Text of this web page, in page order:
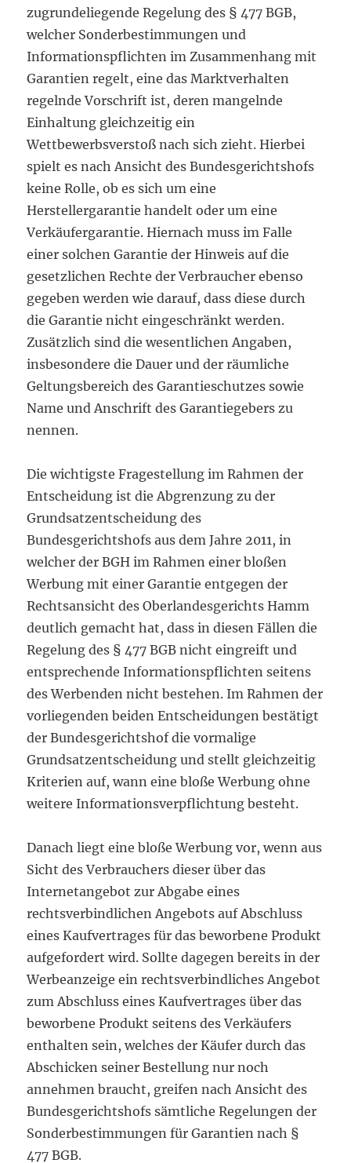
zugrundeliegende Regelung des § 477 BGB,
welcher Sonderbestimmungen und
Informationspflichten im Zusammenhang mit
Garantien regelt, eine das Marktverhalten
regelnde Vorschrift ist, deren mangelnde
Einhaltung gleichzeitig ein
Wettbewerbsverstoß nach sich zieht. Hierbei
spielt es nach Ansicht des Bundesgerichtshofs
keine Rolle, ob es sich um eine
Herstellergarantie handelt oder um eine
Verkäufergarantie. Hiernach muss im Falle
einer solchen Garantie der Hinweis auf die
gesetzlichen Rechte der Verbraucher ebenso
gegeben werden wie darauf, dass diese durch
die Garantie nicht eingeschränkt werden.
Zusätzlich sind die wesentlichen Angaben,
insbesondere die Dauer und der räumliche
Geltungsbereich des Garantieschutzes sowie
Name und Anschrift des Garantiegebers zu
nennen.
Die wichtigste Fragestellung im Rahmen der
Entscheidung ist die Abgrenzung zu der
Grundsatzentscheidung des
Bundesgerichtshofs aus dem Jahre 2011, in
welcher der BGH im Rahmen einer bloßen
Werbung mit einer Garantie entgegen der
Rechtsansicht des Oberlandesgerichts Hamm
deutlich gemacht hat, dass in diesen Fällen die
Regelung des § 477 BGB nicht eingreift und
entsprechende Informationspflichten seitens
des Werbenden nicht bestehen. Im Rahmen der
vorliegenden beiden Entscheidungen bestätigt
der Bundesgerichtshof die vormalige
Grundsatzentscheidung und stellt gleichzeitig
Kriterien auf, wann eine bloße Werbung ohne
weitere Informationsverpflichtung besteht.
Danach liegt eine bloße Werbung vor, wenn aus
Sicht des Verbrauchers dieser über das
Internetangebot zur Abgabe eines
rechtsverbindlichen Angebots auf Abschluss
eines Kaufvertrages für das beworbene Produkt
aufgefordert wird. Sollte dagegen bereits in der
Werbeanzeige ein rechtsverbindliches Angebot
zum Abschluss eines Kaufvertrages über das
beworbene Produkt seitens des Verkäufers
enthalten sein, welches der Käufer durch das
Abschicken seiner Bestellung nur noch
annehmen braucht, greifen nach Ansicht des
Bundesgerichtshofs sämtliche Regelungen der
Sonderbestimmungen für Garantien nach §
477 BGB.